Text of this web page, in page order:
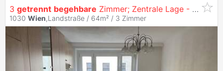
3 getrennt begehbare Zimmer; Zentrale Lage - Botanischer Garten
1030 Wien,Landstraße / 64m² / 3 Zimmer